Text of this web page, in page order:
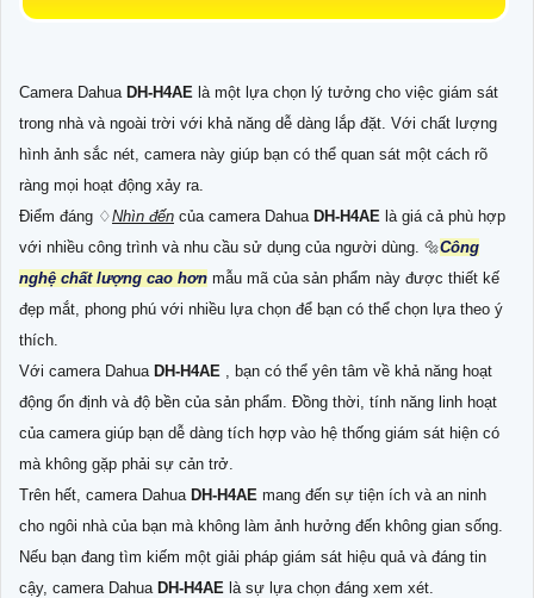
Camera Dahua DH-H4AE là một lựa chọn lý tưởng cho việc giám sát
trong nhà và ngoài trời với khả năng dễ dàng lắp đặt. Với chất lượng
hình ảnh sắc nét, camera này giúp bạn có thể quan sát một cách rõ
ràng mọi hoạt động xảy ra.
Điểm đáng ♢Nhìn đến của camera Dahua DH-H4AE là giá cả phù hợp
với nhiều công trình và nhu cầu sử dụng của người dùng. 🔩Công
nghệ chất lượng cao hơn mẫu mã của sản phẩm này được thiết kế
đẹp mắt, phong phú với nhiều lựa chọn để bạn có thể chọn lựa theo ý
thích.
Với camera Dahua DH-H4AE
, bạn có thể yên tâm về khả năng hoạt
động ổn định và độ bền của sản phẩm. Đồng thời, tính năng linh hoạt
của camera giúp bạn dễ dàng tích hợp vào hệ thống giám sát hiện có
mà không gặp phải sự cản trở.
Trên hết, camera Dahua DH-H4AE mang đến sự tiện ích và an ninh
cho ngôi nhà của bạn mà không làm ảnh hưởng đến không gian sống.
Nếu bạn đang tìm kiếm một giải pháp giám sát hiệu quả và đáng tin
cậy, camera Dahua DH-H4AE là sự lựa chọn đáng xem xét.